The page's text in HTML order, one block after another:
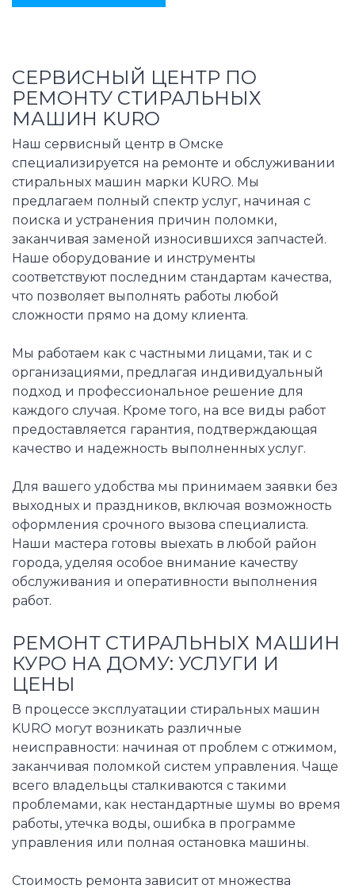
СЕРВИСНЫЙ ЦЕНТР ПО
РЕМОНТУ СТИРАЛЬНЫХ
МАШИН KURO
Наш сервисный центр в Омске
специализируется на ремонте и обслуживании
стиральных машин марки KURO. Мы
предлагаем полный спектр услуг, начиная с
поиска и устранения причин поломки,
заканчивая заменой износившихся запчастей.
Наше оборудование и инструменты
соответствуют последним стандартам качества,
что позволяет выполнять работы любой
сложности прямо на дому клиента.
Мы работаем как с частными лицами, так и с
организациями, предлагая индивидуальный
подход и профессиональное решение для
каждого случая. Кроме того, на все виды работ
предоставляется гарантия, подтверждающая
качество и надежность выполненных услуг.
Для вашего удобства мы принимаем заявки без
выходных и праздников, включая возможность
оформления срочного вызова специалиста.
Наши мастера готовы выехать в любой район
города, уделяя особое внимание качеству
обслуживания и оперативности выполнения
работ.
РЕМОНТ СТИРАЛЬНЫХ МАШИН
КУРО НА ДОМУ: УСЛУГИ И
ЦЕНЫ
В процессе эксплуатации стиральных машин
KURO могут возникать различные
неисправности: начиная от проблем с отжимом,
заканчивая поломкой систем управления. Чаще
всего владельцы сталкиваются с такими
проблемами, как нестандартные шумы во время
работы, утечка воды, ошибка в программе
управления или полная остановка машины.
Стоимость ремонта зависит от множества